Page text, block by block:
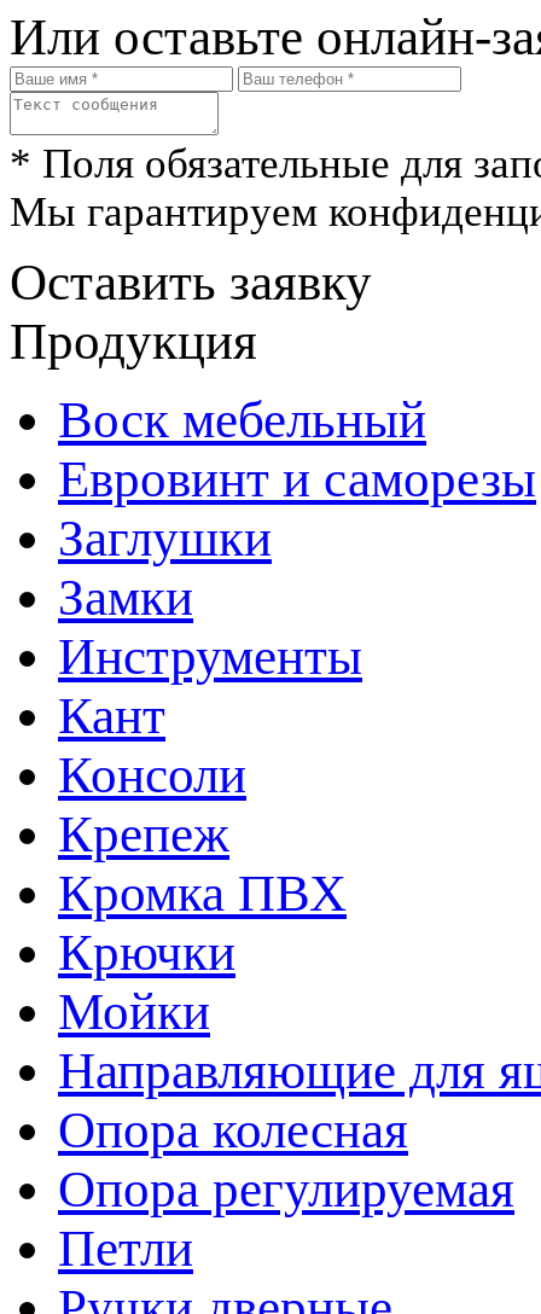
Или оставьте онлайн-
* Поля обязательные для
Мы гарантируем
Оставить заявку
Продукция
Воск мебельный
Евровинт и саморезы
Заглушки
Замки
Инструменты
Кант
Консоли
Крепеж
Кромка ПВХ
Крючки
Мойки
Направляющие для
Опора колесная
Опора регулируемая
Петли